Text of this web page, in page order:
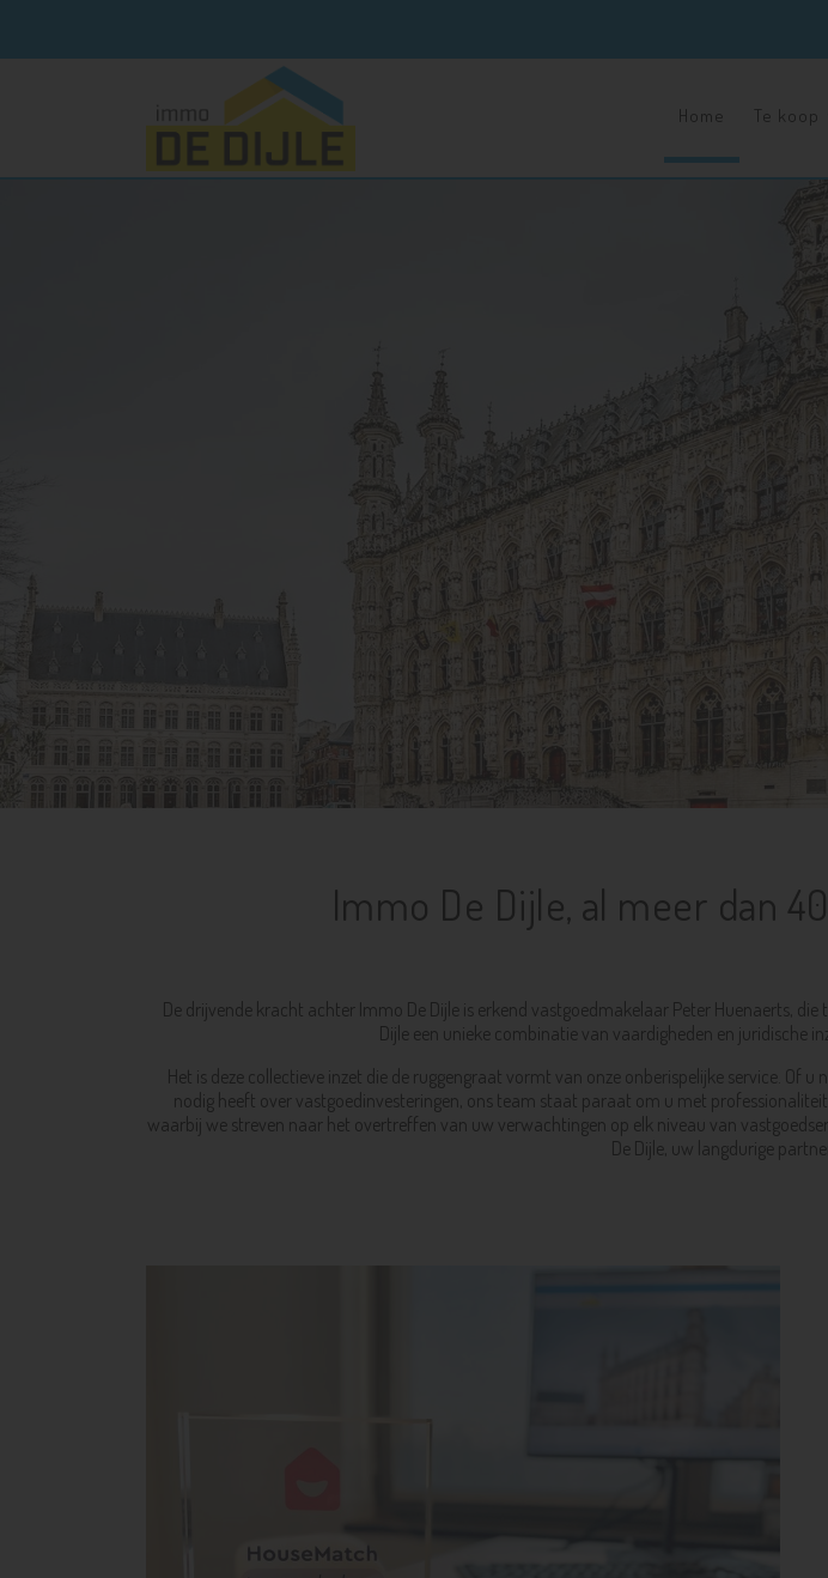
Home Te koop
Immo De Dijle, al meer dan
De drijvende kracht achter Immo De Dijle is erkend vastgoedmakelaar Peter Huenaerts,
Dijle een unieke combinatie van vaardigheden en juridische
Het is deze collectieve inzet die de ruggengraat vormt van onze onberispelijke service.
nodig heeft over vastgoedinvesteringen, ons team staat paraat om u met
waarbij we streven naar het overtreffen van uw verwachtingen op elk niveau van
De Dijle, uw langdurige